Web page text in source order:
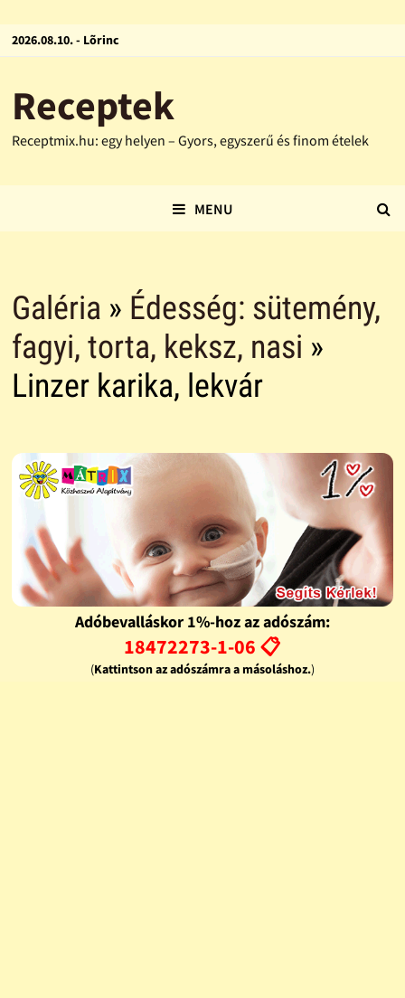
2026.08.10. - Lõrinc
Receptek
Receptmix.hu: egy helyen – Gyors, egyszerű és finom ételek
MENU
Galéria » Édesség: sütemény,
fagyi, torta, keksz, nasi »
Linzer karika, lekvár
Adóbevalláskor 1%-hoz az adószám:
18472273-1-06 📋
(Kattintson az adószámra a másoláshoz.)